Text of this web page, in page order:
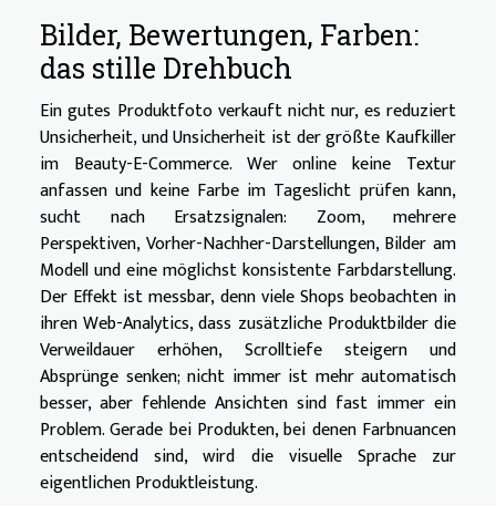
Bilder, Bewertungen, Farben:
das stille Drehbuch
Ein gutes Produktfoto verkauft nicht nur, es reduziert
Unsicherheit, und Unsicherheit ist der größte Kaufkiller
im Beauty-E-Commerce. Wer online keine Textur
anfassen und keine Farbe im Tageslicht prüfen kann,
sucht nach Ersatzsignalen: Zoom, mehrere
Perspektiven, Vorher-Nachher-Darstellungen, Bilder am
Modell und eine möglichst konsistente Farbdarstellung.
Der Effekt ist messbar, denn viele Shops beobachten in
ihren Web-Analytics, dass zusätzliche Produktbilder die
Verweildauer erhöhen, Scrolltiefe steigern und
Absprünge senken; nicht immer ist mehr automatisch
besser, aber fehlende Ansichten sind fast immer ein
Problem. Gerade bei Produkten, bei denen Farbnuancen
entscheidend sind, wird die visuelle Sprache zur
eigentlichen Produktleistung.